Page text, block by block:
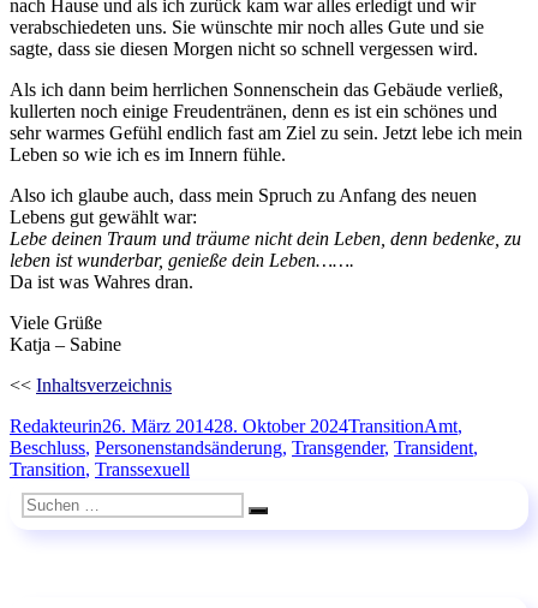
nach Hause und als ich zurück kam war alles erledigt und wir
verabschiedeten uns. Sie wünschte mir noch alles Gute und sie
sagte, dass sie diesen Morgen nicht so schnell vergessen wird.
Als ich dann beim herrlichen Sonnenschein das Gebäude verließ,
kullerten noch einige Freudentränen, denn es ist ein schönes und
sehr warmes Gefühl endlich fast am Ziel zu sein. Jetzt lebe ich mein
Leben so wie ich es im Innern fühle.
Also ich glaube auch, dass mein Spruch zu Anfang des neuen
Lebens gut gewählt war:
Lebe deinen Traum und träume nicht dein Leben, denn bedenke, zu
leben ist wunderbar, genieße dein Leben…….
Da ist was Wahres dran.
Viele Grüße
Katja – Sabine
<< Inhaltsverzeichnis
Autor
RedakteurinVeröffentlicht
am
26. März 201428. Oktober 2024Kategorien
TransitionSchlagwörter
Amt,
Beschluss, Personenstandsänderung, Transgender, Transident,
Transition, Transsexuell
Suchen
nach:
Suchen